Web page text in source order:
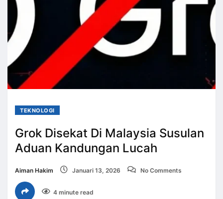
TEKNOLOGI
Grok Disekat Di Malaysia Susulan
Aduan Kandungan Lucah
Aiman Hakim Januari 13, 2026 No Comments
4 minute read